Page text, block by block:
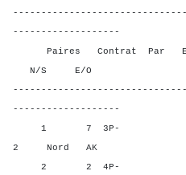
-------------------
Paires Contrat Par
N/S E/O
-------------------
1 7 3P-
2 Nord AK
2 2 4P-